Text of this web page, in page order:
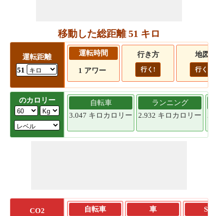
移動した総距離 51 キロ
運転距離
51
運転時間
1 アワー
行き方
行く!
地図
行く!
のカロリー
自転車
3.047 キロカロリー
ランニング
2.932 キロカロリー
CO2
自転車
車
SUV